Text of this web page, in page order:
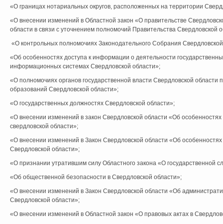
«О границах нотариальных округов, расположенных на территории
«О внесении изменений в Областной закон «О правительстве
области в связи с уточнением полномочий Правительства Свердловской
«О контрольных полномочиях Законодательного Собрания
«Об особенностях доступа к информации о деятельности
информационных системах Свердловской области»;
«О полномочиях органов государственной власти Свердловской
образований Свердловской области»;
«О государственных должностях Свердловской области»;
«О внесении изменений в закон Свердловской области «Об
свердловской области»;
«О внесении изменений в Закон Свердловской области «Об
Свердловской области»;
«О признании утратившим силу Областного закона «О государственной
«Об общественной безопасности в Свердловской области»;
«О внесении изменений в Закон Свердловской области «Об
Свердловской области»;
«О внесении изменений в Областной закон «О правовых актах в